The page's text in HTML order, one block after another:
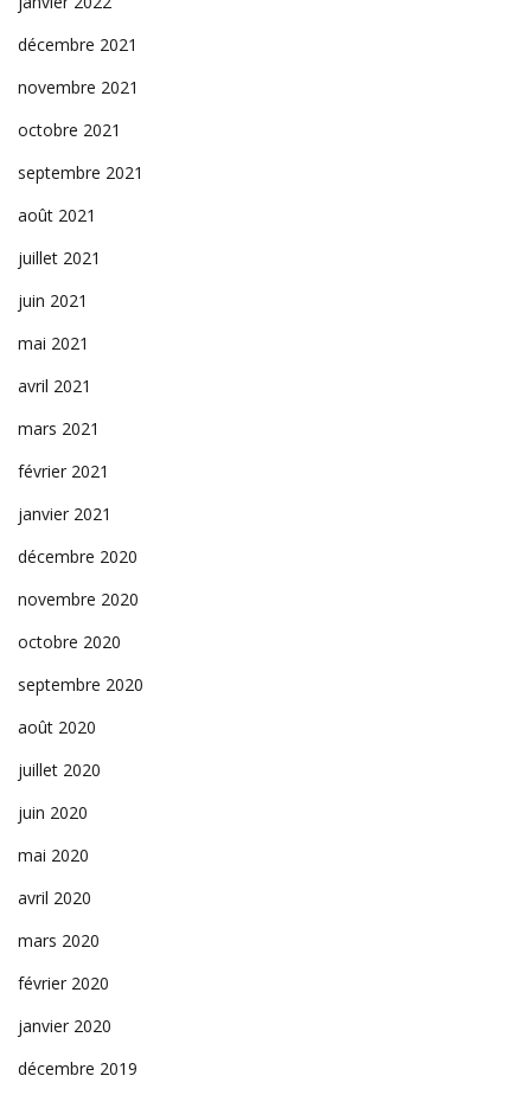
décembre 2021
novembre 2021
octobre 2021
septembre 2021
août 2021
juillet 2021
juin 2021
mai 2021
avril 2021
mars 2021
février 2021
janvier 2021
décembre 2020
novembre 2020
octobre 2020
septembre 2020
août 2020
juillet 2020
juin 2020
mai 2020
avril 2020
mars 2020
février 2020
janvier 2020
décembre 2019